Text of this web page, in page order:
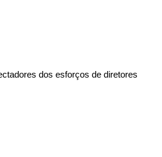
dos esforços de diretores